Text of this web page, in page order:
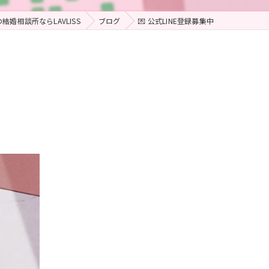
婚相談所ならLAVLISS ブログ 💌 公式LINE登録募集中